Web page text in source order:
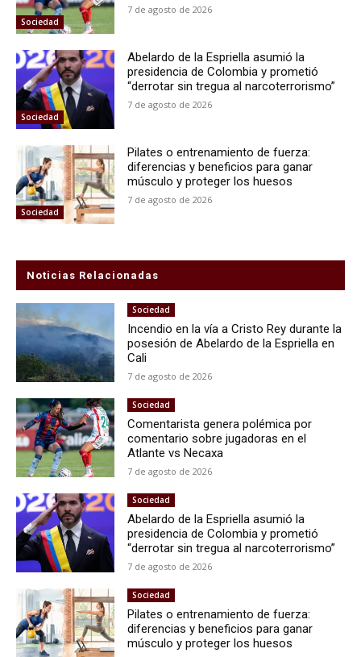
Sociedad
7 de agosto de 2026
Sociedad
Abelardo de la Espriella asumió la
presidencia de Colombia y prometió
“derrotar sin tregua al narcoterrorismo”
7 de agosto de 2026
Sociedad
Pilates o entrenamiento de fuerza:
diferencias y beneficios para ganar
músculo y proteger los huesos
7 de agosto de 2026
Noticias Relacionadas
Sociedad
Incendio en la vía a Cristo Rey durante la
posesión de Abelardo de la Espriella en
Cali
7 de agosto de 2026
Sociedad
Comentarista genera polémica por
comentario sobre jugadoras en el
Atlante vs Necaxa
7 de agosto de 2026
Sociedad
Abelardo de la Espriella asumió la
presidencia de Colombia y prometió
“derrotar sin tregua al narcoterrorismo”
7 de agosto de 2026
Sociedad
Pilates o entrenamiento de fuerza:
diferencias y beneficios para ganar
músculo y proteger los huesos